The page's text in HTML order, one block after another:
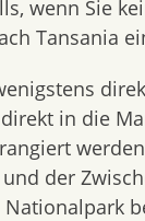
wenn Sie
Tansania
in die
der